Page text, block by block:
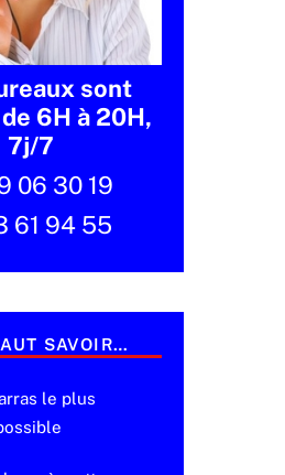
sont
6H à 20H,
7j/7
06 30 19
61 94 55
SAVOIR…
le plus